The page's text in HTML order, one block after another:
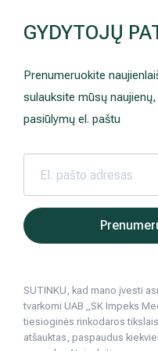
Kaip prisirašyti prie
Prisirašyti prie „Hila“
Hila | Medicinos diagnostikos
2019 01 09
Dietologė:
6min. skaitymo
GYDYTOJŲ
Prenumeruokite
sulauksite mūsų
pasiūlymų el. paštu
SUTINKU, kad mano įvesti
tvarkomi UAB „SK Impeks
tiesioginės rinkodaros
atšauktas, paspaudus
AKCIJOS
Tyrimai
Neurologija
Sveikatos klubo narystė
Reabilitacija ir sporto
Kuo pasirūpinti prieš
Apmokėjimas ir paslaugos
Apgyvendinimas ir
Pacientams iš užsienio
Duomenų apsauga